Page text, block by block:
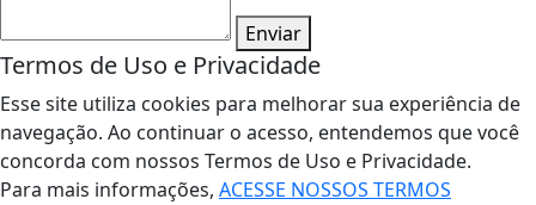
Enviar
Termos de Uso e Privacidade
Esse site utiliza cookies para melhorar sua experiência de
navegação. Ao continuar o acesso, entendemos que você
concorda com nossos Termos de Uso e Privacidade.
Para mais informações, ACESSE NOSSOS TERMOS